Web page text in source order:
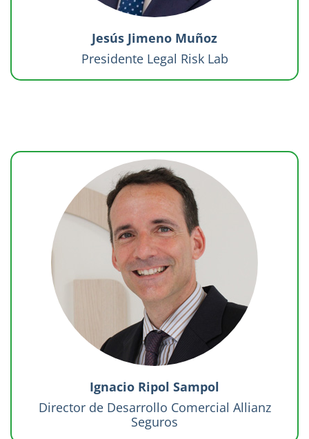
Jesús Jimeno Muñoz
Presidente Legal Risk Lab
Ignacio Ripol Sampol
Director de Desarrollo Comercial Allianz
Seguros